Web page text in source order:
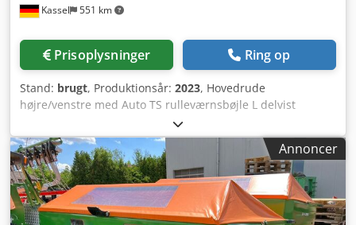
Kassel 551 km
Prisoplysninger Ring op
Stand: brugt, Produktionsår: 2023, Hovedrude
højre/venstre med Auto TS rulleværnsbøjle L delvist
automatisk enhed / svingbar, fabriksmonteret.
Hældningssensor til vejesystem elektrisk /
indføringssystem-justering. Profis-vejesystem
installationskomponenter til ZA basisenheder LED / baglys
manuel. Dsdpfot A Udgex Ah Rsck
Annoncer